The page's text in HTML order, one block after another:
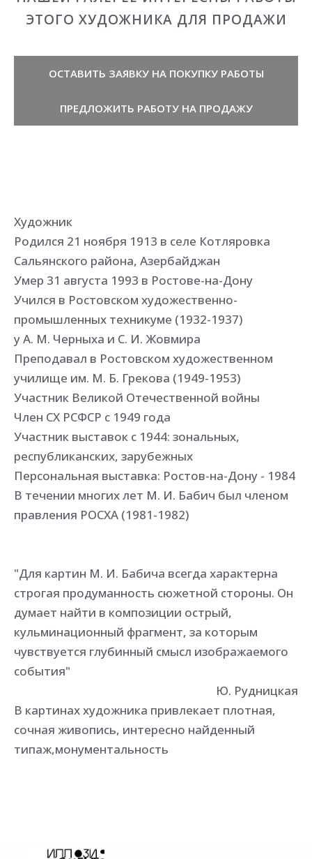
ЭТОГО ХУДОЖНИКА ДЛЯ ПРОДАЖИ
ОСТАВИТЬ ЗАЯВКУ НА ПОКУПКУ РАБОТЫ
ПРЕДЛОЖИТЬ РАБОТУ НА ПРОДАЖУ
Художник
Родился 21 ноября 1913 в селе Котляровка
Сальянского района, Азербайджан
Умер 31 августа 1993 в Ростове-на-Дону
Учился в Ростовском художественно-
промышленных техникуме (1932-1937)
у А. М. Черныха и С. И. Жовмира
Преподавал в Ростовском художественном
училище им. М. Б. Грекова (1949-1953)
Участник Великой Отечественной войны
Член СХ РСФСР с 1949 года
Участник выставок с 1944: зональных,
республиканских, зарубежных
Персональная выставка: Ростов-на-Дону - 1984
В течении многих лет М. И. Бабич был членом
правления РОСХА (1981-1982)
"Для картин М. И. Бабича всегда характерна
строгая продуманность сюжетной стороны. Он
думает найти в композиции острый,
кульминационный фрагмент, за которым
чувствуется глубинный смысл изображаемого
события"
Ю. Рудницкая
В картинах художника привлекает плотная,
сочная живопись, интересно найденный
типаж,монументальность